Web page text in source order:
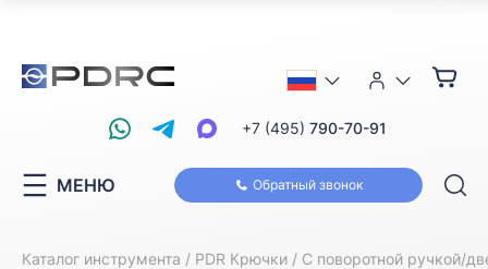
Обратный звонок
+7 (495) 790-70-91
МЕНЮ
Каталог инструмента PDR Крючки С поворотной ручкой/